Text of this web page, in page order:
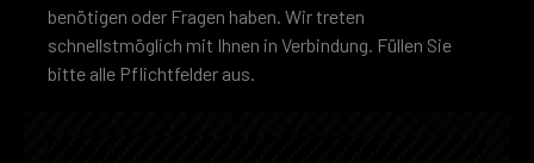
benötigen oder Fragen haben. Wir treten
schnellstmöglich mit Ihnen in Verbindung. Füllen Sie
bitte alle Pflichtfelder aus.